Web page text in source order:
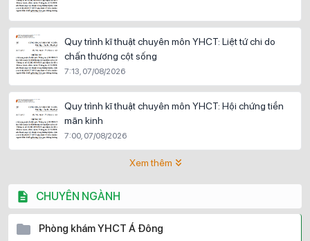
Quy trình kĩ thuật chuyên môn YHCT: Liệt tứ chi do
chấn thương cột sống
7:13, 07/08/2026
Quy trình kĩ thuật chuyên môn YHCT: Hội chứng tiền
mãn kinh
7:00, 07/08/2026
Xem thêm
CHUYÊN NGÀNH
Phòng khám YHCT Á Đông